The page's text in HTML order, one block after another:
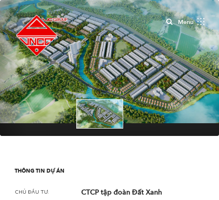
Menu
Close
THÔNG TIN DỰ ÁN
CHỦ ĐẦU TƯ: CTCP tập đoàn Đất Xanh